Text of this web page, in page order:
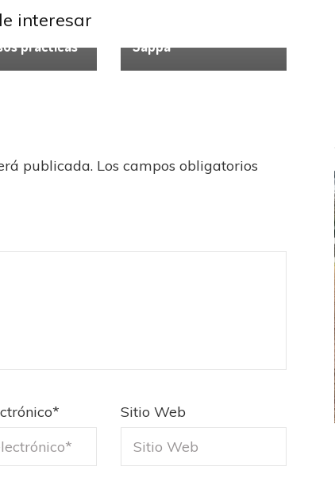
interesar
a Mauro
hijo de
prácticas
Sappa
publicada. Los campos obligatorios
* Sitio Web
FÚTBOL FEMENINO